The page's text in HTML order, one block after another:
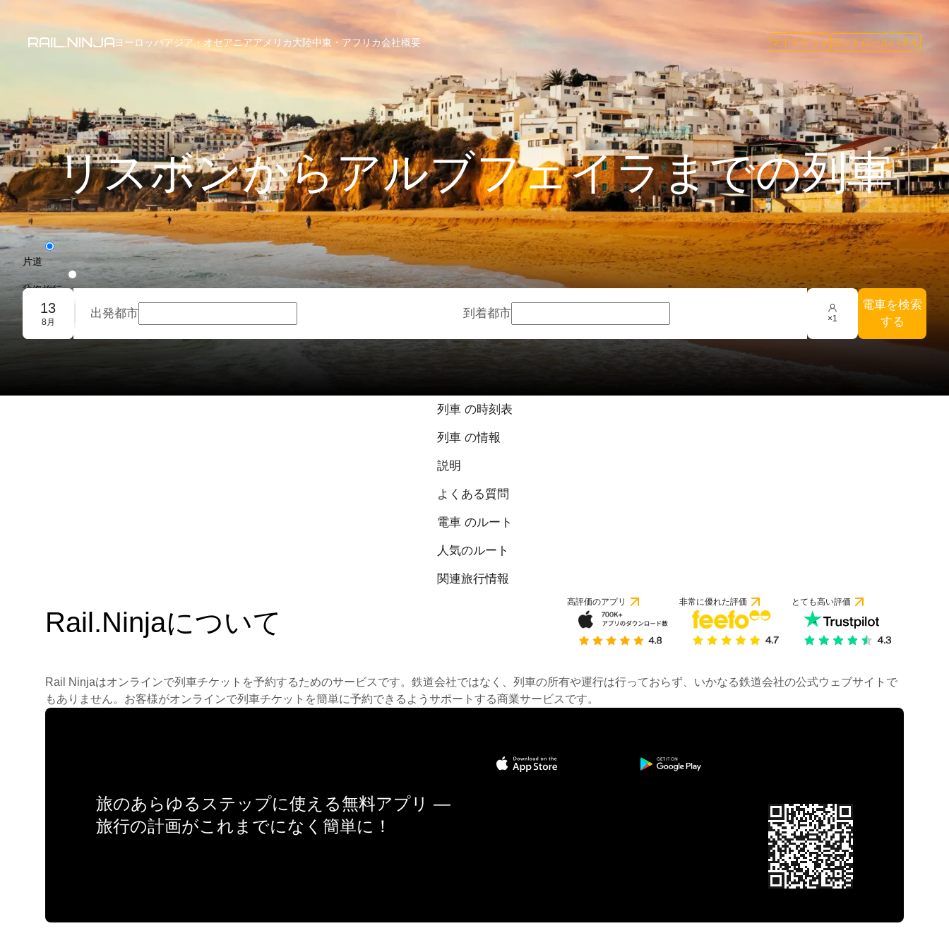
ヨーロッパアジア・オセアニアアメリカ大陸中東・アフリカ会社概要 マイチケット コントロールパネル
リスボンからアルブフェイラまでの列車
片道
往復旅行
団体予約
13
8月
出発都市 到着都市 ×1
電車を検索
する
列車 の時刻表
列車 の情報
説明
よくある質問
電車 のルート
人気のルート
関連旅行情報
Rail.Ninjaについて
高評価のアプリ 非常に優れた評価 とても高い評価
Rail Ninjaはオンラインで列車チケットを予約するためのサービスです。鉄道会社ではなく、列車の所有や運行は行っておらず、いかなる鉄道会社の公式ウェブサイトで
もありません。お客様がオンラインで列車チケットを簡単に予約できるようサポートする商業サービスです。
旅のあらゆるステップに使える無料アプリ —
旅行の計画がこれまでになく簡単に！